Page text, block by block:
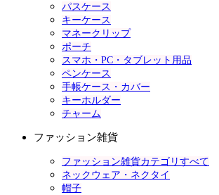
パスケース
キーケース
マネークリップ
ポーチ
スマホ・PC・タブレット用品
ペンケース
手帳ケース・カバー
キーホルダー
チャーム
ファッション雑貨
ファッション雑貨カテゴリすべて
ネックウェア・ネクタイ
帽子